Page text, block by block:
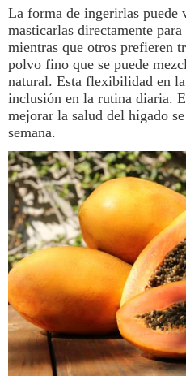
La forma de ingerirlas puede
masticarlas directamente
mientras que otros prefieren
polvo fino que se puede
natural. Esta flexibilidad en
inclusión en la rutina diaria.
mejorar la salud del hígadose
semana.